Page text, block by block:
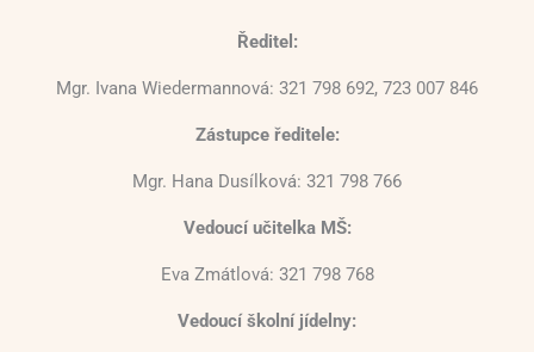
Ředitel:
Mgr. Ivana Wiedermannová: 321 798 692, 723 007 846
Zástupce ředitele:
Mgr. Hana Dusílková: 321 798 766
Vedoucí učitelka MŠ:
Eva Zmátlová: 321 798 768
Vedoucí školní jídelny: